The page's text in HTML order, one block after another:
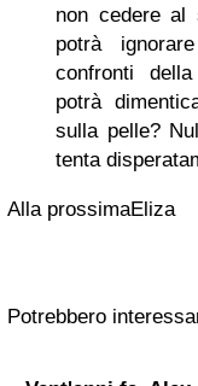
non cedere al
potrà
confronti
potrà
sulla pelle?
tenta
Alla prossimaEliza
Potrebbero